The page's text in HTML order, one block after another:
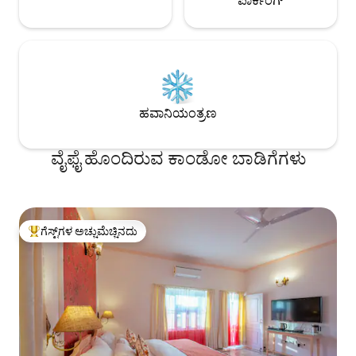
ಹವಾನಿಯಂತ್ರಣ
ವೈಫೈ ಹೊಂದಿರುವ ಕಾಂಡೋ ಬಾಡಿಗೆಗಳು
ಗೆಸ್ಟ್‌ಗಳಿಗೆ ಅತಿ ಹೆಚ್ಚು ಅಚ್ಚುಮೆಚ್ಚಿನದು
ಗೆಸ್ಟ್‌ಗಳ ಅಚ್ಚುಮೆಚ್ಚಿನದು